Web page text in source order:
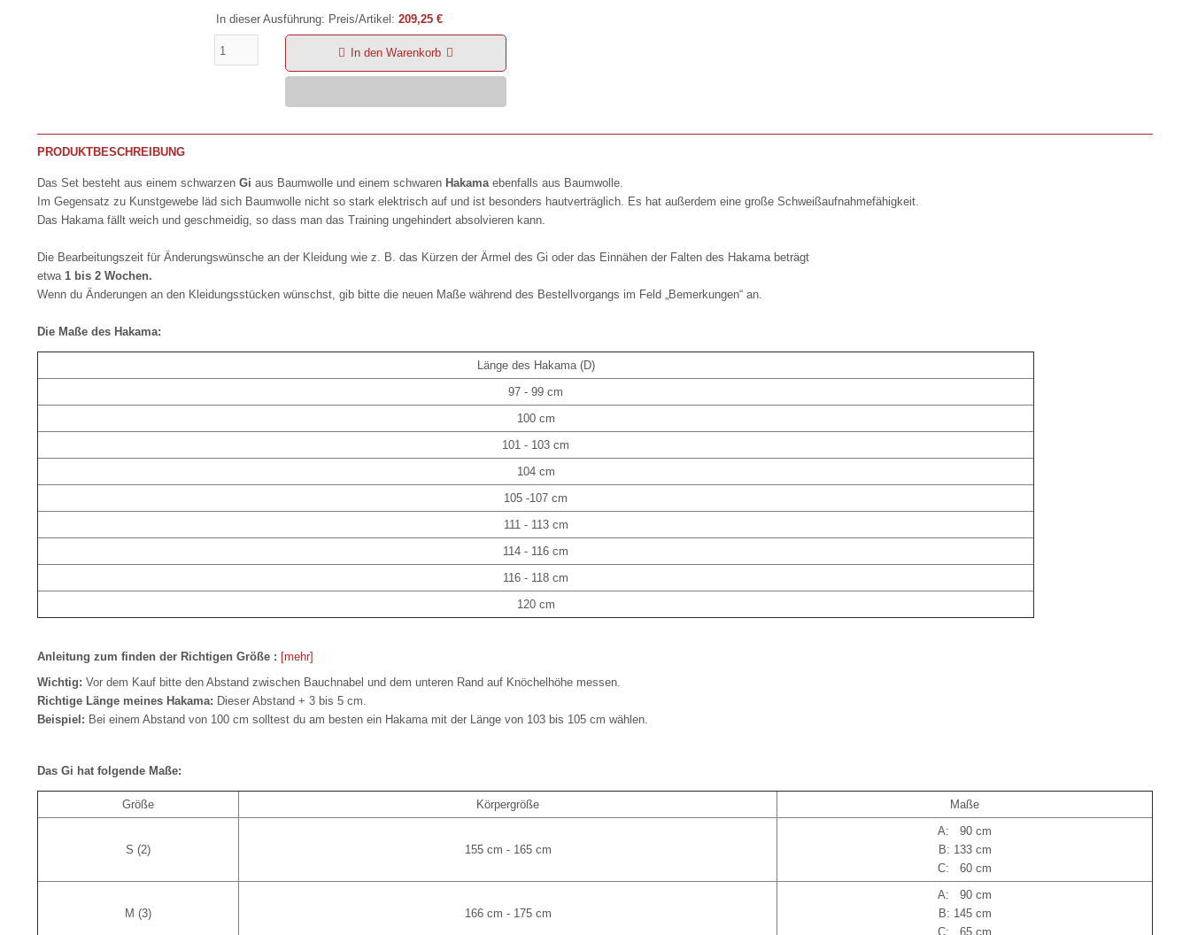
In dieser Ausführung: Preis/Artikel: 209,25 €
In den Warenkorb
PRODUKTBESCHREIBUNG
Das Set besteht aus einem schwarzen Gi aus Baumwolle und einem schwaren Hakama ebenfalls aus Baumwolle.
Im Gegensatz zu Kunstgewebe läd sich Baumwolle nicht so stark elektrisch auf und ist besonders hautverträglich. Es hat außerdem eine große Schweißaufnahmefähigkeit.
Das Hakama fällt weich und geschmeidig, so dass man das Training ungehindert absolvieren kann.
Die Bearbeitungszeit für Änderungswünsche an der Kleidung wie z. B. das Kürzen der Ärmel des Gi oder das Einnähen der Falten des Hakama beträgt
etwa 1 bis 2 Wochen.
Wenn du Änderungen an den Kleidungsstücken wünschst, gib bitte die neuen Maße während des Bestellvorgangs im Feld „Bemerkungen“ an.
Die Maße des Hakama:
Länge des Hakama (D)
97 - 99 cm
100 cm
101 - 103 cm
104 cm
105 -107 cm
111 - 113 cm
114 - 116 cm
116 - 118 cm
120 cm
Anleitung zum finden der Richtigen Größe : [mehr]
Wichtig: Vor dem Kauf bitte den Abstand zwischen Bauchnabel und dem unteren Rand auf Knöchelhöhe messen.
Richtige Länge meines Hakama: Dieser Abstand + 3 bis 5 cm.
Beispiel: Bei einem Abstand von 100 cm solltest du am besten ein Hakama mit der Länge von 103 bis 105 cm wählen.
Das Gi hat folgende Maße:
Größe Körpergröße Maße
S (2) 155 cm - 165 cm
A: 90 cm
B: 133 cm
C: 60 cm
M (3) 166 cm - 175 cm
A: 90 cm
B: 145 cm
C: 65 cm